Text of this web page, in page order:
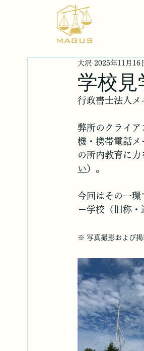
学校見
大沢 2025年11月16
行政書士法人メ
弊所のクライア
機・携帯電話メ
の所内教育に力
い）。
今回はその一環
ー学校（旧称・
※ 写真撮影および掲